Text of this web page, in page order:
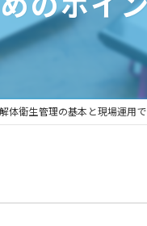
解体衛生管理の基本と現場運用